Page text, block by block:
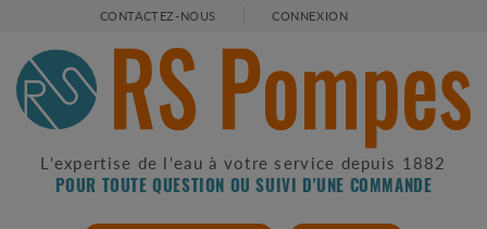
CONTACTEZ-NOUS CONNEXION
L'expertise de l'eau à votre service depuis 1882
POUR TOUTE QUESTION OU SUIVI D'UNE COMMANDE